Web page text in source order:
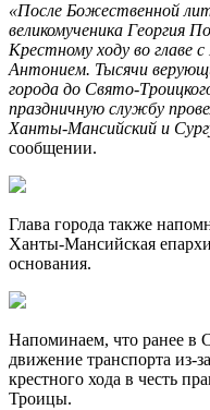
«После Божественной
великомученика Георгия
Крестному ходу во главе
Антонием. Тысячи
города до Свято-
праздничную службу
Ханты-Мансийский и
сообщении.
Глава города также
Ханты-Мансийская
основания.
Напоминаем, что ранее в
движение транспорта из-
крестного хода в честь
Троицы.